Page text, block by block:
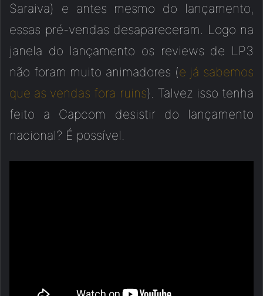
Saraiva) e antes mesmo do lançamento,
essas pré-vendas desapareceram. Logo na
janela do lançamento os reviews de LP3
não foram muito animadores (e já sabemos
que as vendas fora ruins). Talvez isso tenha
feito a Capcom desistir do lançamento
nacional? É possível.